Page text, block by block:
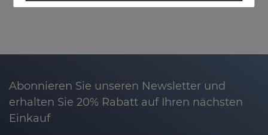
Abonnieren Sie unseren Newsletter und
erhalten Sie 20% Rabatt auf Ihren nächsten
Einkauf